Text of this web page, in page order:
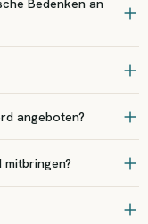
angeboten?